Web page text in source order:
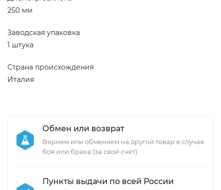
250 мм
Заводская упаковка
1 штука
Страна происхождения
Италия
Обмен или возврат
Вернем или обменяем на другой товар в случае
боя или брака (за свой счет).
Пункты выдачи по всей России